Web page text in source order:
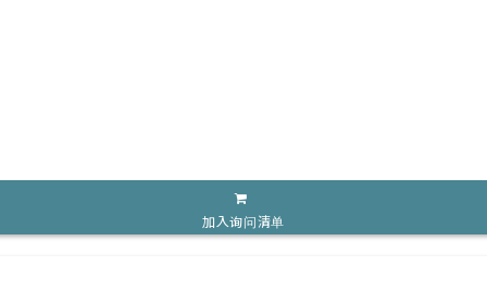
加入询问清单